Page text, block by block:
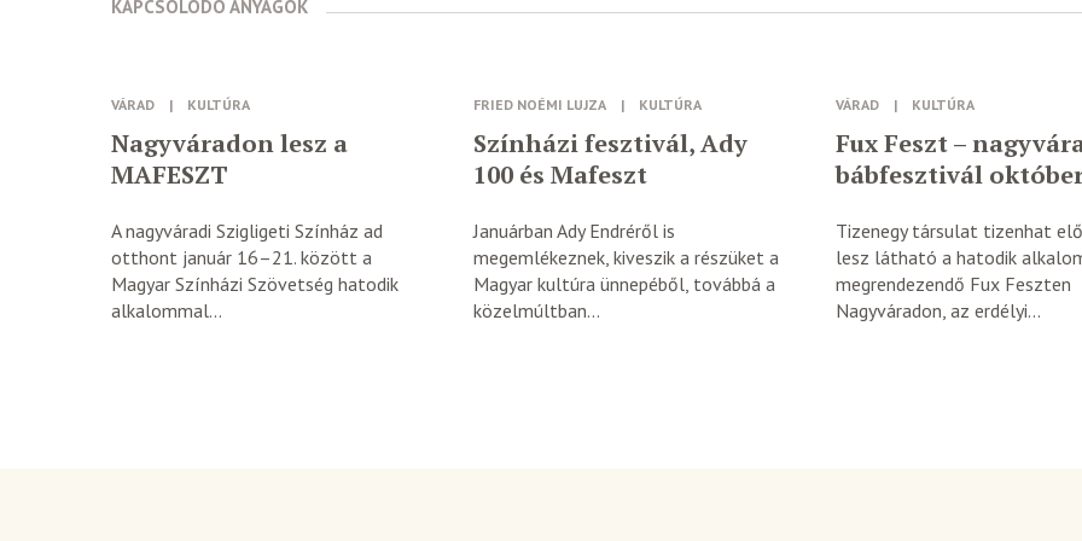
KAPCSOLODÓ ANYAGOK
VÁRAD | KULTÚRA
Nagyváradon lesz a
MAFESZT
A nagyváradi Szigligeti Színház ad
otthont január 16–21. között a
Magyar Színházi Szövetség hatodik
alkalommal...
FRIED NOÉMI LUJZA | KULTÚRA
Színházi fesztivál, Ady
100 és Mafeszt
Januárban Ady Endréről is
megemlékeznek, kiveszik a részüket a
Magyar kultúra ünnepéből, továbbá a
közelmúltban...
VÁRAD | KULTÚRA
Fux Feszt –
bábfesztivál
Tizenegy társulat tizenhat
lesz látható a hatodik
megrendezendő Fux Feszten
Nagyváradon, az erdélyi...